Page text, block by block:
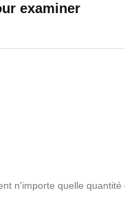
examiner
n'importe quelle quantité